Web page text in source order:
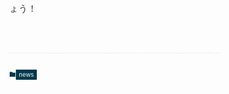
ょう！
news